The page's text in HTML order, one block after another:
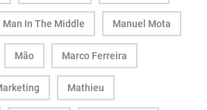
Man In The Middle Manuel Mota
Mão Marco Ferreira
Mathieu